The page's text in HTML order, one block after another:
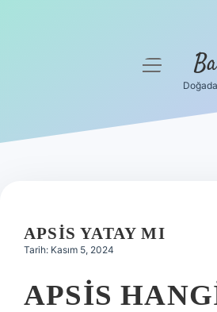
Hakkımızda
menüyü
APSIS YATAY MI
Tarih: Kasım 5, 2024
APSIS